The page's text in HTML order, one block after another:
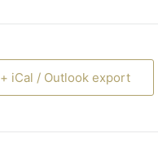
+ iCal / Outlook export